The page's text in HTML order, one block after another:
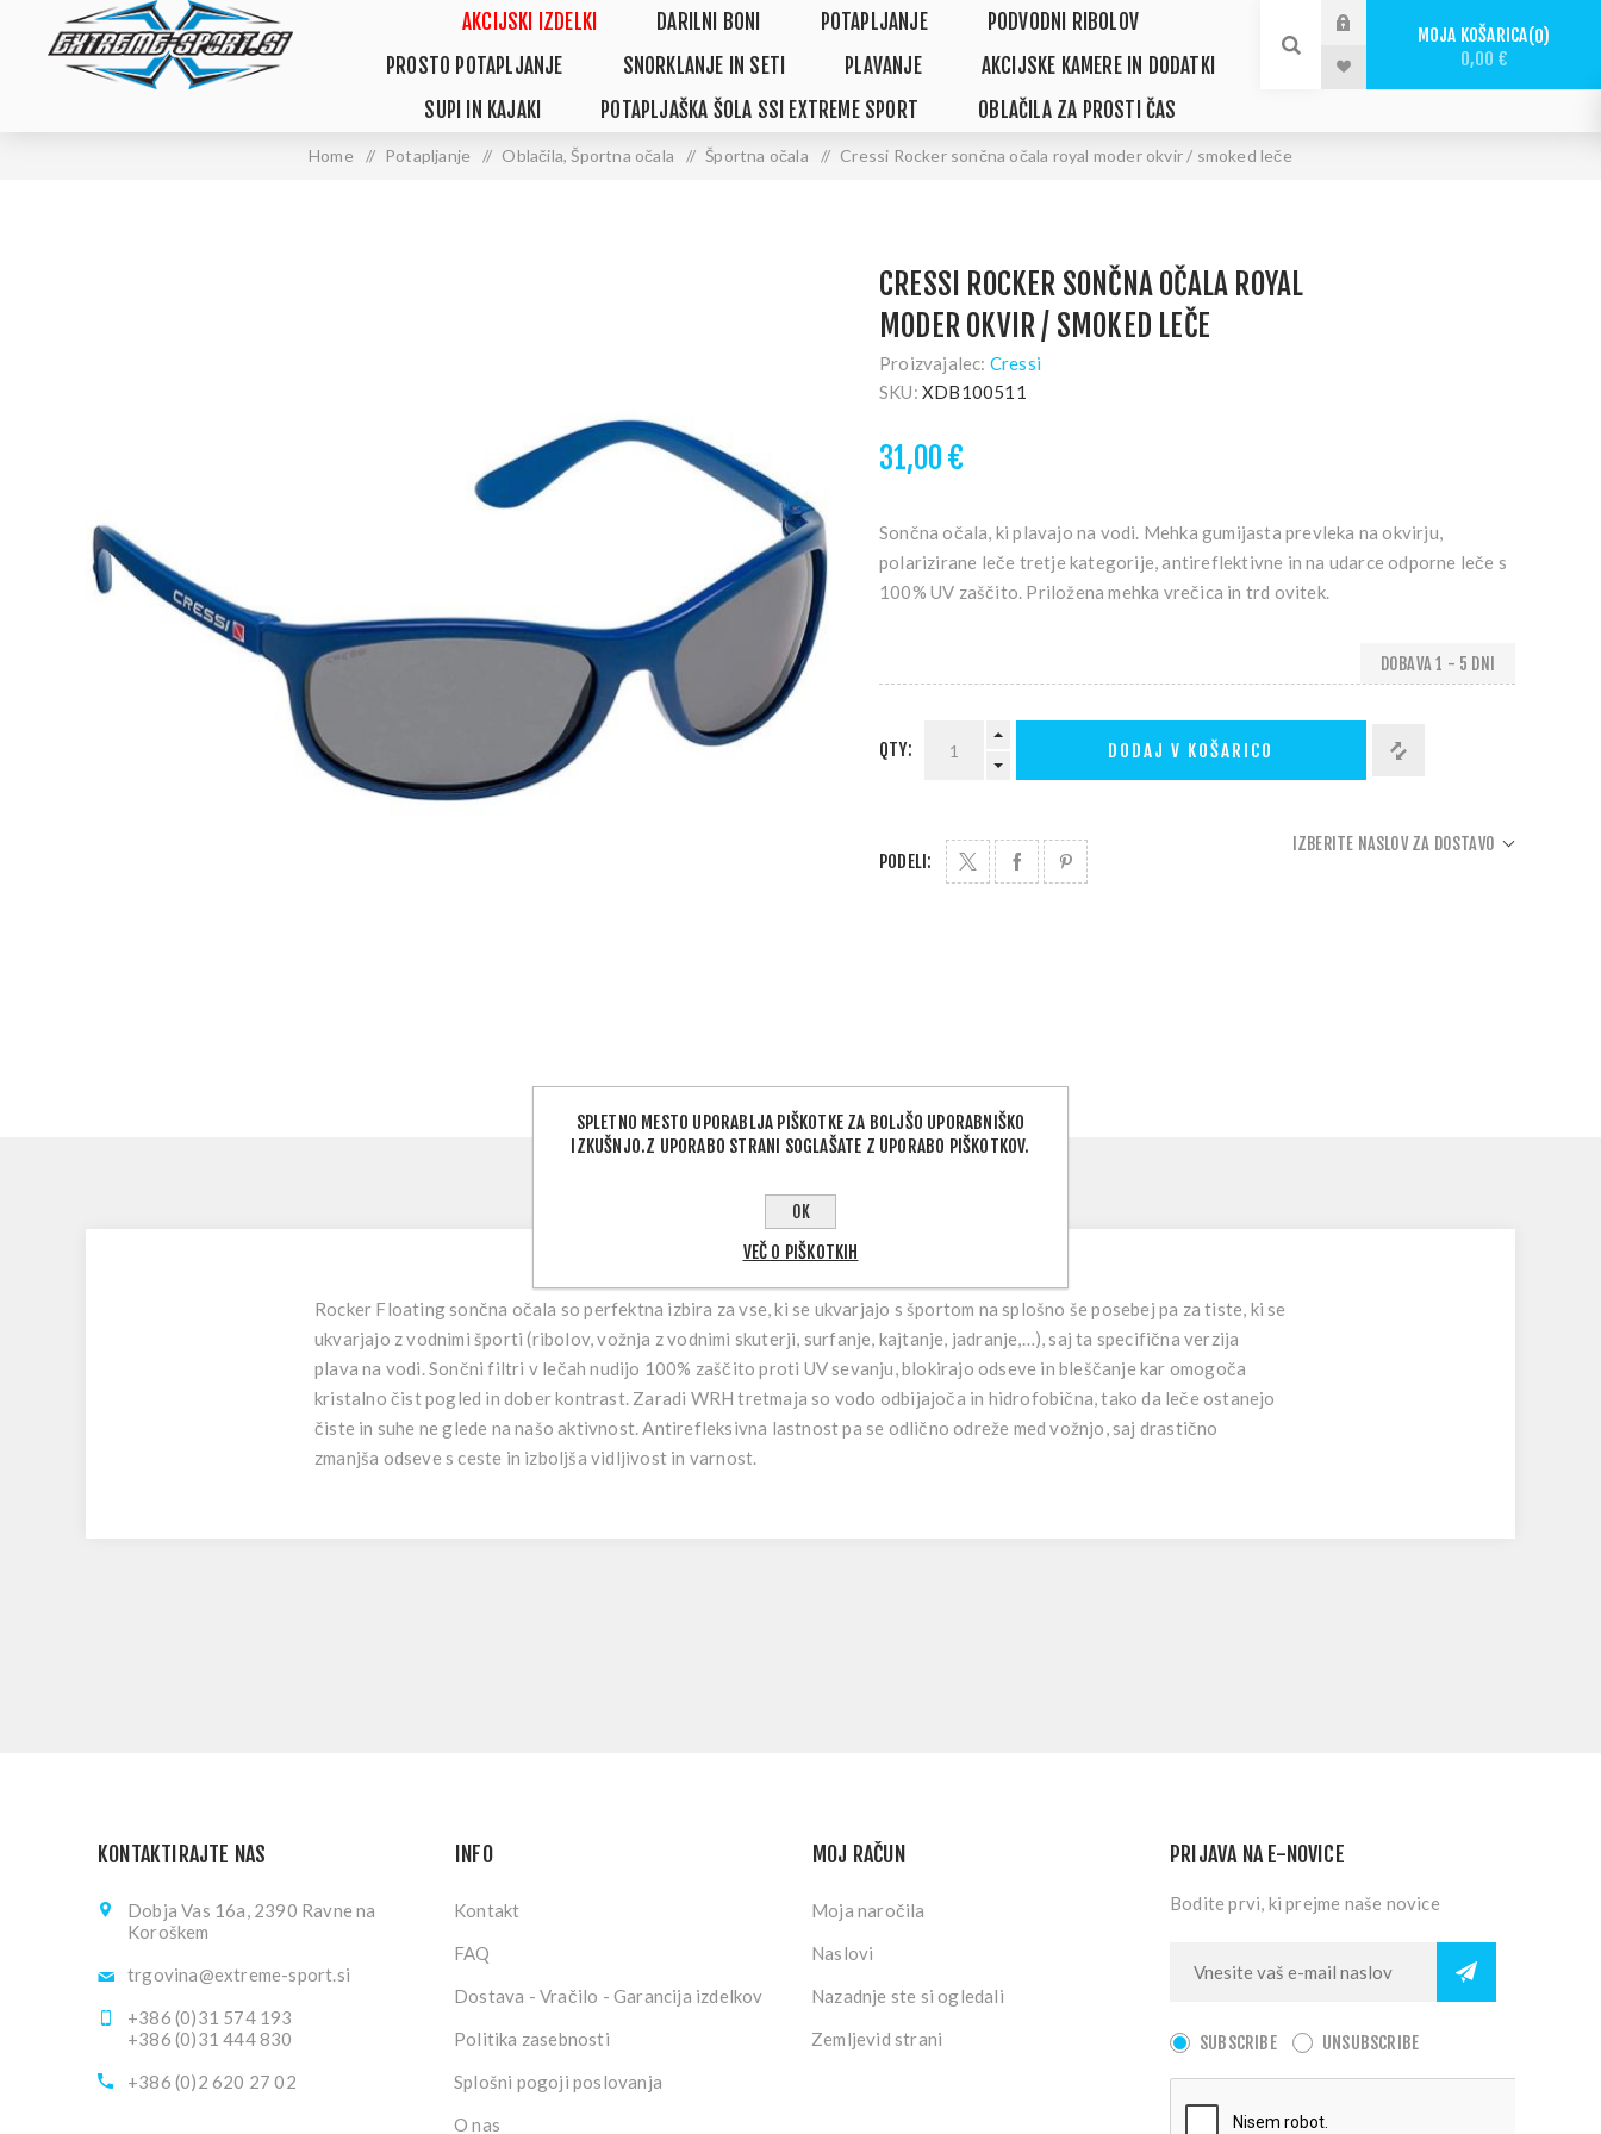
AKCIJSKI IZDELKI DARILNI BONI POTAPLJANJE
PODVODNI RIBOLOV
PROSTO POTAPLJANJE
SNORKLANJE IN SETI PLAVANJE
AKCIJSKE KAMERE IN DODATKI
SUPI IN KAJAKI
POTAPLJAŠKA ŠOLA SSI EXTREME SPORT OBLAČILA ZA PROSTI ČAS
MOJA KOŠARICA 0
0,00 €
Home / Potapljanje / Oblačila, Športna očala / Športna očala / Cressi Rocker sončna očala royal moder okvir / smoked leče
CRESSI ROCKER SONČNA OČALA ROYAL
MODER OKVIR / SMOKED LEČE
Proizvajalec: Cressi
SKU: XDB100511
31,00 €
Sončna očala, ki plavajo na vodi. Mehka gumijasta prevleka na okvirju,
polarizirane leče tretje kategorije, antireflektivne in na udarce odporne leče s
100% UV zaščito. Priložena mehka vrečica in trd ovitek.
DOBAVA 1 - 5 DNI
QTY: DODAJ V KOŠARICO
PODELI:
IZBERITE NASLOV ZA DOSTAVO
OPIS IZDELKA
Rocker Floating sončna očala so perfektna izbira za vse, ki se ukvarjajo s športom na splošno še posebej pa za tiste, ki se
ukvarjajo z vodnimi športi (ribolov, vožnja z vodnimi skuterji, surfanje, kajtanje, jadranje,…), saj ta specifična verzija
plava na vodi. Sončni filtri v lečah nudijo 100% zaščito proti UV sevanju, blokirajo odseve in bleščanje kar omogoča
kristalno čist pogled in dober kontrast. Zaradi WRH tretmaja so vodo odbijajoča in hidrofobična, tako da leče ostanejo
čiste in suhe ne glede na našo aktivnost. Antirefleksivna lastnost pa se odlično odreže med vožnjo, saj drastično
zmanjša odseve s ceste in izboljša vidljivost in varnost.
KONTAKTIRAJTE NAS
Dobja Vas 16a, 2390 Ravne na
Koroškem
trgovina@extreme-sport.si
+386 (0)31 574 193
+386 (0)31 444 830
+386 (0)2 620 27 02
INFO
Kontakt
FAQ
Dostava - Vračilo - Garancija izdelkov
Politika zasebnosti
Splošni pogoji poslovanja
O nas
MOJ RAČUN
Moja naročila
Naslovi
Nazadnje ste si ogledali
Zemljevid strani
PRIJAVA NA E-NOVICE
Bodite prvi, ki prejme naše novice
SUBSCRIBE UNSUBSCRIBE
SPLETNO MESTO UPORABLJA PIŠKOTKE ZA BOLJŠO UPORABNIŠKO
IZKUŠNJO.Z UPORABO STRANI SOGLAŠATE Z UPORABO PIŠKOTKOV.
OK
VEČ O PIŠKOTKIH